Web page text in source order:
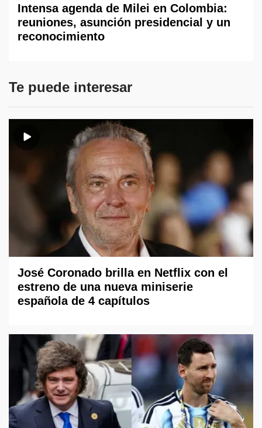
Intensa agenda de Milei en Colombia:
reuniones, asunción presidencial y un
reconocimiento
Te puede interesar
José Coronado brilla en Netflix con el
estreno de una nueva miniserie
española de 4 capítulos